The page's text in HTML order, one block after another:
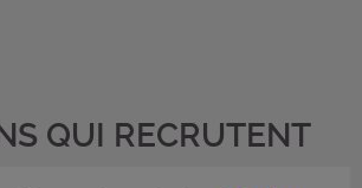
QUI RECRUTENT